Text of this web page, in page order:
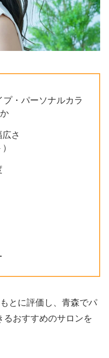
プ・パーソナルカラ
さ
とに評価し、青森でパ
おすすめのサロンを